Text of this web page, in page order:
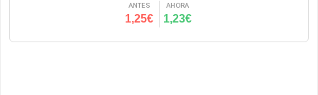
ANTES
1,25€
AHORA
1,23€